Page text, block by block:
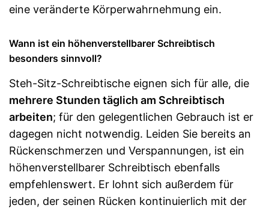
eine veränderte Körperwahrnehmung ein.
Wann ist ein höhenverstellbarer Schreibtisch
besonders sinnvoll?
Steh-Sitz-Schreibtische eignen sich für alle, die
mehrere Stunden täglich am Schreibtisch
arbeiten; für den gelegentlichen Gebrauch ist er
dagegen nicht notwendig. Leiden Sie bereits an
Rückenschmerzen und Verspannungen, ist ein
höhenverstellbarer Schreibtisch ebenfalls
empfehlenswert. Er lohnt sich außerdem für
jeden, der seinen Rücken kontinuierlich mit der